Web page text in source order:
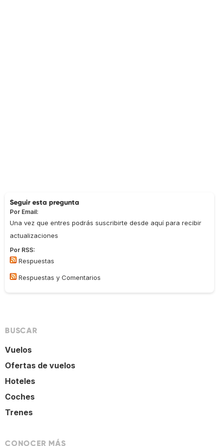
Seguir esta pregunta
Por Email:
Una vez que entres podrás suscribirte desde aquí para recibir
actualizaciones
Por RSS:
Respuestas
Respuestas y Comentarios
BUSCAR
Vuelos
Ofertas de vuelos
Hoteles
Coches
Trenes
CONOCER MÁS